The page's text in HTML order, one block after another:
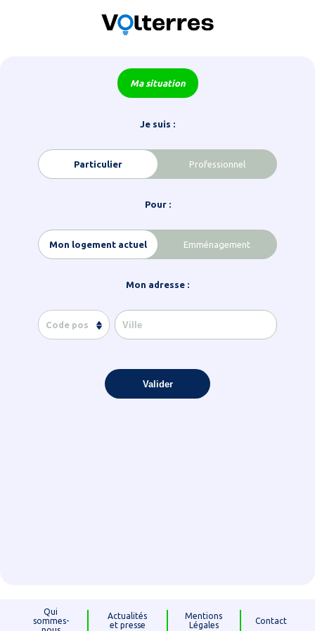
Ma situation
Je suis :
Particulier Professionnel
Pour :
Mon logement actuel Emménagement
Mon adresse :
Code postal
Valider
Qui
sommes-
Actualités
et presse
Mentions
Légales
Contact